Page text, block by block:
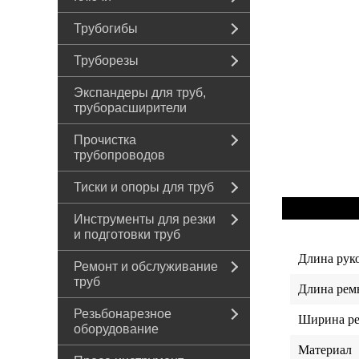
Трубогибы
Труборезы
Экспандеры для труб,
труборасширители
Прочистка
трубопроводов
Тиски и опоры для труб
Инструменты для резки
и подготовки труб
Ремонт и обслуживание
труб
Резьбонарезное
оборудование
Длина
Длина
Ширина
Материал